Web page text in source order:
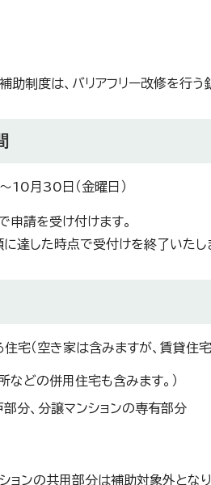
助制度は、バリアフリー改修を行
10月30日（金曜日）
申請を受け付けます。
達した時点で受付けを終了いたし
宅（空き家は含みますが、賃貸住宅
などの併用住宅も含みます。）
分、分譲マンションの専有部分
ョンの共用部分は補助対象外となり